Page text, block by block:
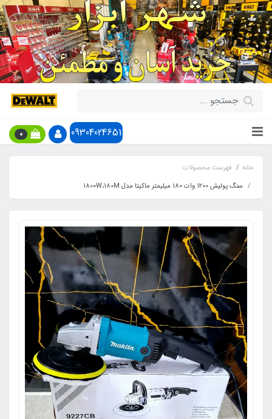
09304024651
0
خانه
فهرست محصولات
سنگ پولیش 1200 وات 180 میلیمتر ماکیتا مدل 1800W،180M